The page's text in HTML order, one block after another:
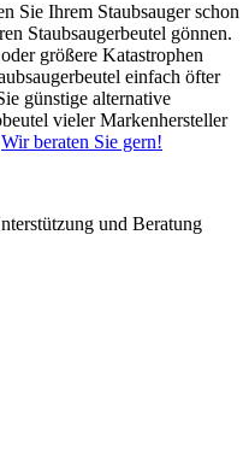
Sie Ihrem Staubsauger schon
Staubsaugerbeutel gönnen.
größere Katastrophen
einfach öfter
günstige alternative
vieler Markenhersteller
Wir beraten Sie gern!
und Beratung